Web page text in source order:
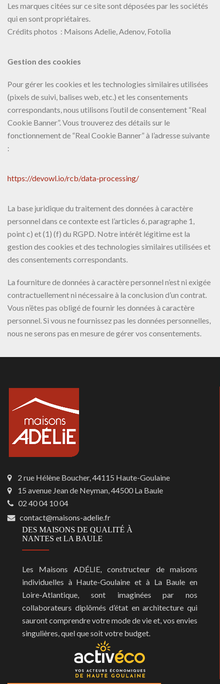
Les marques citées sur ce site sont déposées par les sociétés
qui en sont propriétaires.
Crédits photos : Maisons Adelie, Adenov, Fotolia
Gestion des cookies
Pour gérer les cookies et les technologies similaires utilisées
(pixels de suivi, balises web, etc.) et les consentements
correspondants, nous utilisons l’outil de consentement “Real
Cookie Banner”. Vous trouverez des détails sur le
fonctionnement de “Real Cookie Banner” à l’adresse suivante
:
https://devowl.io/rcb/data-processing/
La base juridique du traitement des données à caractère
personnel dans ce contexte est l’articles 6, paragraphe 1,
point c) et (1) (f) du RGPD. Notre intérêt légitime est la
gestion des cookies et des technologies similaires utilisées et
des consentements correspondants.
La fourniture de données à caractère personnel n’est ni exigée
contractuellement ni nécessaire à la conclusion d’un contrat.
Vous n’êtes pas obligé de fournir les données à caractère
personnel. Si vous ne fournissez pas les données personnelles,
nous ne serons pas en mesure de gérer vos consentements.
2 rue Hélène Boucher, 44115 Haute-Goulaine
15 avenue Jean de Neyman, 44500 La Baule
02 40 04 10 04
contact@maisons-adelie.fr
DES MAISONS DE QUALITÉ À
NANTES et LA BAULE
Les Maisons ADÉLIE, constructeur de maisons
individuelles à Haute-Goulaine et à La Baule en
Loire-Atlantique, sont imaginées par nos
collaborateurs diplômés d’état en architecture qui
sauront comprendre votre mode de vie et, vos envies
singulières, quel que soit votre budget.